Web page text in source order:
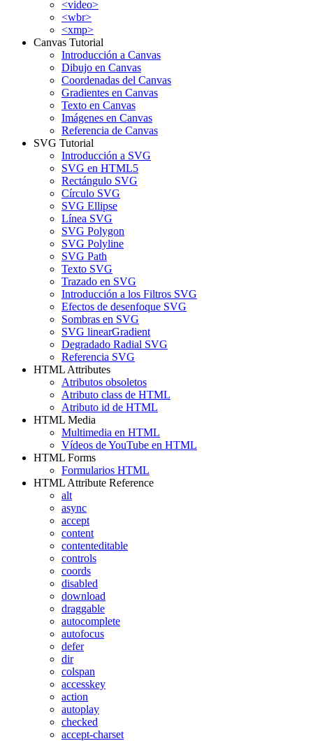
<video>
<wbr>
<xmp>
Canvas Tutorial
Introducción a Canvas
Dibujo en Canvas
Coordenadas del Canvas
Gradientes en Canvas
Texto en Canvas
Imágenes en Canvas
Referencia de Canvas
SVG Tutorial
Introducción a SVG
SVG en HTML5
Rectángulo SVG
Círculo SVG
SVG Ellipse
Línea SVG
SVG Polygon
SVG Polyline
SVG Path
Texto SVG
Trazado en SVG
Introducción a los Filtros SVG
Efectos de desenfoque SVG
Sombras en SVG
SVG linearGradient
Degradado Radial SVG
Referencia SVG
HTML Attributes
Atributos obsoletos
Atributo class de HTML
Atributo id de HTML
HTML Media
Multimedia en HTML
Vídeos de YouTube en HTML
HTML Forms
Formularios HTML
HTML Attribute Reference
alt
async
accept
content
contenteditable
controls
coords
disabled
download
draggable
autocomplete
autofocus
defer
dir
colspan
accesskey
action
autoplay
checked
accept-charset